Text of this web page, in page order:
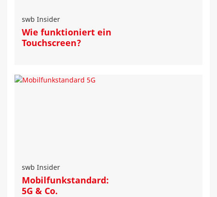
swb Insider
Wie funktioniert ein
Touchscreen?
swb Insider
Mobilfunkstandard:
5G & Co.